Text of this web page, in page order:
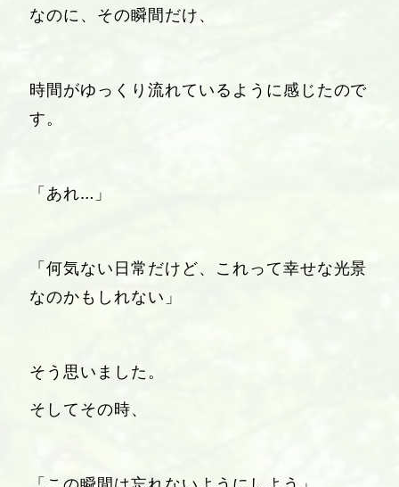
なのに、その瞬間だけ、
時間がゆっくり流れているように感じたので
す。
「あれ…」
「何気ない日常だけど、これって幸せな光景
なのかもしれない」
そう思いました。
そしてその時、